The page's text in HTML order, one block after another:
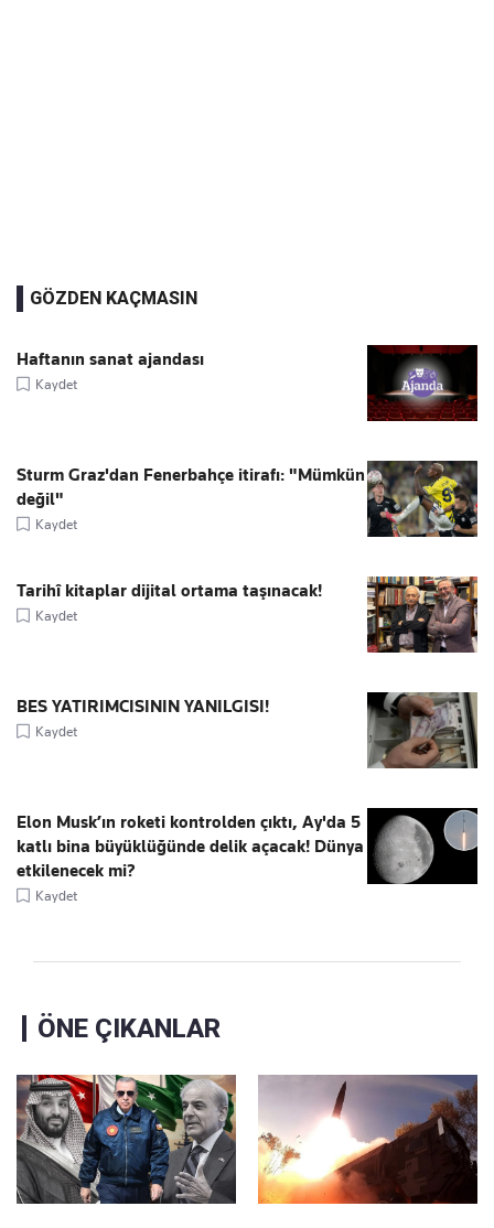
GÖZDEN KAÇMASIN
Haftanın sanat ajandası
Kaydet
Sturm Graz'dan Fenerbahçe itirafı: "Mümkün
değil"
Kaydet
Tarihî kitaplar dijital ortama taşınacak!
Kaydet
BES YATIRIMCISININ YANILGISI!
Kaydet
Elon Musk’ın roketi kontrolden çıktı, Ay'da 5
katlı bina büyüklüğünde delik açacak! Dünya
etkilenecek mi?
Kaydet
ÖNE ÇIKANLAR